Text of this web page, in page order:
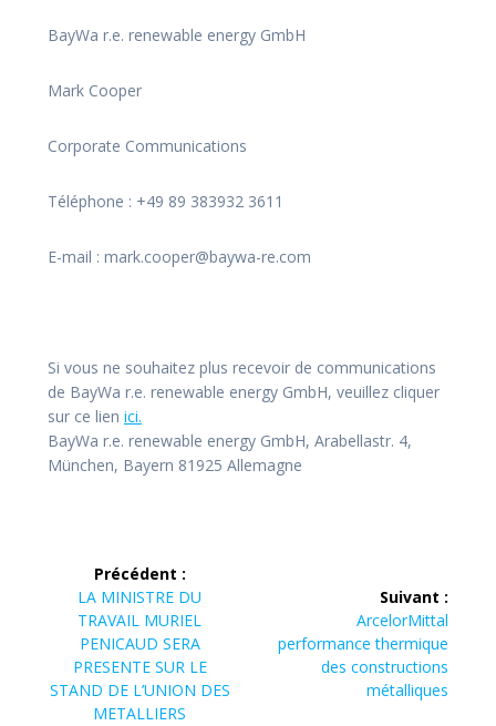
BayWa r.e. renewable energy GmbH
Mark Cooper
Corporate Communications
Téléphone : +49 89 383932 3611
E-mail : mark.cooper@baywa-re.com
Si vous ne souhaitez plus recevoir de communications
de BayWa r.e. renewable energy GmbH, veuillez cliquer
sur ce lien ici.
BayWa r.e. renewable energy GmbH, Arabellastr. 4,
München, Bayern 81925 Allemagne
Navigation
l’article
Précédent :
Article
précédent :
LA MINISTRE DU
TRAVAIL MURIEL
PENICAUD SERA
PRESENTE SUR LE
STAND DE L’UNION DES
METALLIERS
Suivant :
Article
suivant :
ArcelorMittal
performance thermique
des constructions
métalliques